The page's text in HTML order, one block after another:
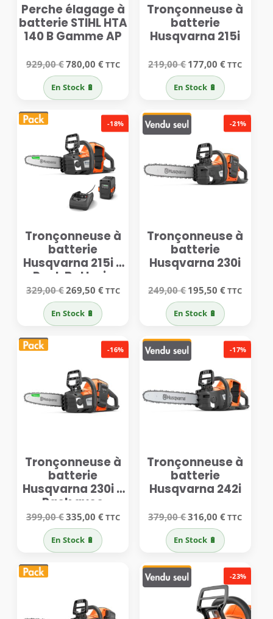
Perche élagage à
batterie STIHL HTA
140 B Gamme AP
929,00€Le
initial
était :
929,00 €.
780,00 €Le
TTC
En Stock 🔋
Tronçonneuse à
batterie
Husqvarna 215i
219,00€Le
initial
était :
219,00 €.
177,00€Le
TTC
En Stock 🔋
-18%
Tronçonneuse à
batterie
Husqvarna 215i –
Pack Batterie
avec Chargeur
329,00€Le
initial
était :
329,00 €.
269,50 €Le
TTC
En Stock 🔋
-21%
Tronçonneuse à
batterie
Husqvarna 230i
249,00€Le
initial
était :
249,00 €.
195,50€Le
TTC
En Stock 🔋
-16%
Tronçonneuse à
batterie
Husqvarna 230i –
Pack avec
batterie et
chargeur
399,00€ Le
initial
était :
399,00 €.
335,00 €Le
TTC
En Stock 🔋
-17%
Tronçonneuse à
batterie
Husqvarna 242i
379,00€Le
initial
était :
379,00 €.
316,00€Le
TTC
En Stock 🔋
-23%